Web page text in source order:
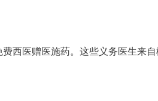
西医赠医施药。这些义务医生来